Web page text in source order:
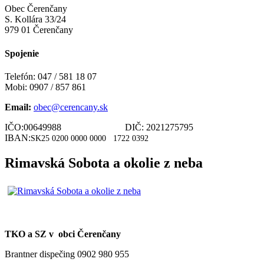
Obec Čerenčany
S. Kollára 33/24
979 01 Čerenčany
Spojenie
Telefón: 047 / 581 18 07
Mobi: 0907 / 857 861
Email: obec@cerencany.sk
IČO:00649988 DIČ: 2021275795
IBAN:SK25 0200 0000 0000 1722 0392
Rimavská Sobota a okolie z neba
TKO a SZ v obci Čerenčany
Brantner dispečing 0902 980 955